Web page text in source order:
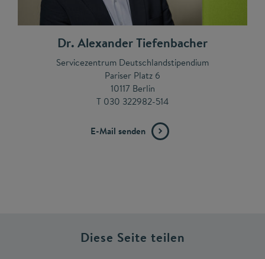
Dr. Alexander Tiefenbacher
Servicezentrum Deutschlandstipendium
Pariser Platz 6
10117 Berlin
T 030 322982-514
E-Mail senden
Diese Seite teilen